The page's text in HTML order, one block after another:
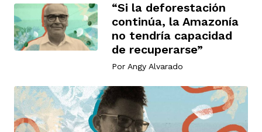
“Si la deforestación
continúa, la Amazonía
no tendría capacidad
de recuperarse”
Por Angy Alvarado
Ana